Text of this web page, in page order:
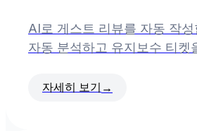
AI로 게스트 리뷰를 자동 작
자동 분석하고 유지보수 티켓
자세히 보기 →